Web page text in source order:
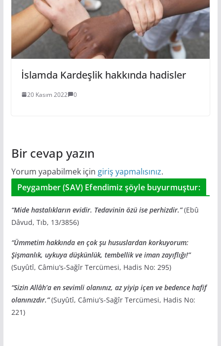
İslamda Kardeşlik hakkında hadisler
20 Kasım 2022 0
Bir cevap yazın
Yorum yapabilmek için giriş yapmalısınız.
Peygamber (SAV) Efendimiz şöyle buyurmuştur:
“Mide hastalıkların evidir. Tedavinin özü ise perhizdir.”(Ebû
Dâvud, Tıb, 13/3856)
“Ümmetim hakkında en çok şu hususlardan korkuyorum:
Şişmanlık, uykuya düşkünlük, tembellik ve iman zayıflığı!”
(Suyûtî, Câmiu’s-Sağîr Tercümesi, Hadis No: 295)
“Sizin Allâh’a en sevimli olanınız, az yiyip içen ve bedence hafif
olanınızdır.”(Suyûtî, Câmiu’s-Sağîr Tercümesi, Hadis No:
221)